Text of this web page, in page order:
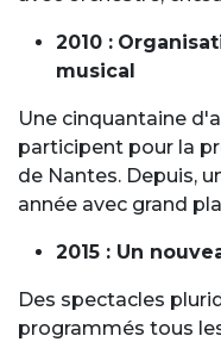
2010 :
musical
Une cinquantaine
participent pour la
de Nantes. Depuis,
année avec grand
2015 : Un
Des spectacles
programmés tous